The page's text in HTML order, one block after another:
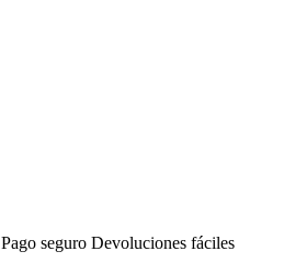
Pago seguro Devoluciones fáciles